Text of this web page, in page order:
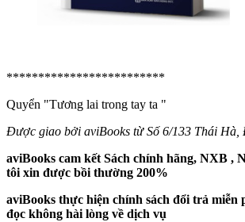
*************************
Quyển "Tương lai trong tay ta "
Được giao bởi aviBooks từ Số 6/133 Thái
aviBooks cam kết Sách chính hãng, NXB ,
tôi xin được bồi thường 200%
aviBooks thực hiện chính sách đổi trả miễn
đọc không hài lòng về dịch vụ